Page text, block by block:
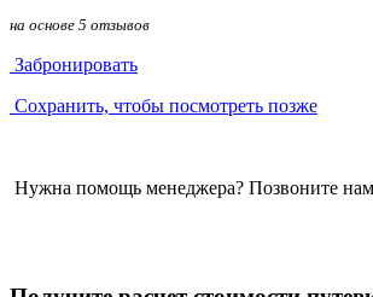
на основе 5 отзывов
Забронировать
Сохранить, чтобы посмотреть позже
Нужна помощь менеджера? Позвоните нам